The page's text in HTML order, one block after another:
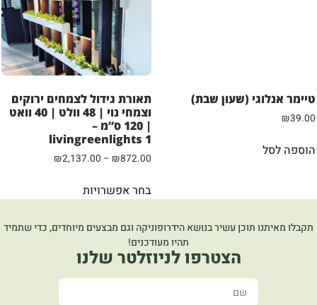
טיימר אנלוגי (שעון שבת)
₪39.00
הוספה לסל
תאורת גידול לצמחים ירוקים
וצמחי נוי | 48 וולט | 40 וואט
| 120 ס”מ –
livingreenlights 1
₪872.00
–
₪2,137.00
בחר אפשרויות
תקבלו מאיתנו תוכן עשיר בנושא הידרופוניקה וגם מבצעים מיוחדים, כדי שתמיד
תהיו מעודכנים!
הצטרפו לניוזלטר שלנו